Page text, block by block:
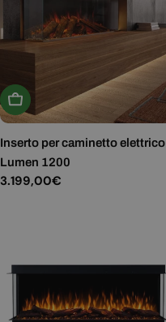
Aggiungi Al Carrello
Inserto per caminetto elettrico
Lumen 1200
Prezzo
3.199,00€